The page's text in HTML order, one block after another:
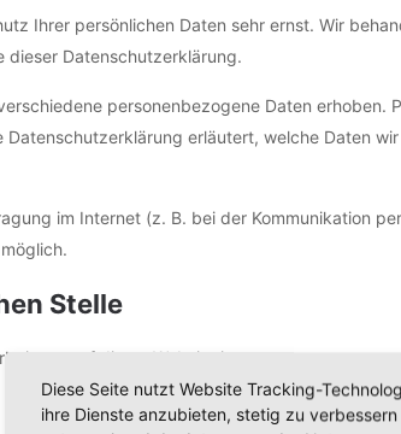
Ihrer persönlichen Daten sehr ernst. Wir
Datenschutzerklärung.
personenbezogene Daten
erläutert, welche Daten
im Internet (z. B. bei der Kommunikation
Stelle
auf dieser Website ist:
Diese Seite nutzt Website Tracking-
ihre Dienste anzubieten, stetig zu